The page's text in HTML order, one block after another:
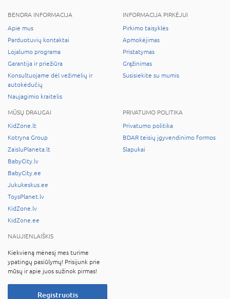
BENDRA INFORMACIJA
Apie mus
Parduotuvių kontaktai
Lojalumo programa
Garantija ir priežiūra
Konsultuojame dėl vežimėlių ir
autokėdučių
Naujagimio kraitelis
INFORMACIJA PIRKĖJUI
Pirkimo taisyklės
Apmokėjimas
Pristatymas
Grąžinimas
Susisiekite su mumis
MŪSŲ DRAUGAI
KidZone.lt
Kotryna Group
ZaisluPlaneta.lt
BabyCity.lv
BabyCity.ee
Jukukeskus.ee
ToysPlanet.lv
KidZone.lv
KidZone.ee
PRIVATUMO POLITIKA
Privatumo politika
BDAR teisių įgyvendinimo formos
Slapukai
NAUJIENLAIŠKIS
Kiekvieną mėnesį mes turime
ypatingų pasiūlymų! Prisijunk prie
mūsų ir apie juos sužinok pirmas!
Registruotis